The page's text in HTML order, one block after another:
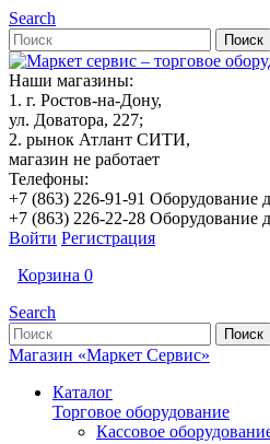
Search
Наши магазины:
1. г. Ростов-на-Дону,
ул. Доватора, 227;
2. рынок Атлант СИТИ,
магазин не работает
Телефоны:
+7 (863) 226-91-91 Оборудование
+7 (863) 226-22-28 Оборудование
Войти Регистрация
Корзина 0
Search
Магазин «Маркет Сервис»
Каталог
Торговое оборудование
Кассовое